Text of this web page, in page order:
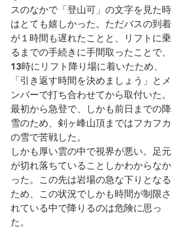
スのなかで「登山可」の文字を見た時
はとても嬉しかった。ただバスの到着
が１時間も遅れたことと、リフトに乗
るまでの手続きに手間取ったことで、
13時にリフト降り場に着いたため、
「引き返す時間を決めましょう」とメ
ンバーで打ち合わせてから取付いた。
最初から急登で、しかも前日までの降
雪のため、剣ヶ峰山頂まではフカフカ
の雪で苦戦した。
しかも厚い雲の中で視界が悪い。足元
が切れ落ちていることしかわからなか
った。この先は岩場の急な下りとなる
ため、この状況でしかも時間が制限さ
れている中で降りるのは危険に思っ
た。